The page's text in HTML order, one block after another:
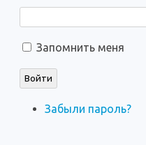
Запомнить меня
Войти
Забыли пароль?